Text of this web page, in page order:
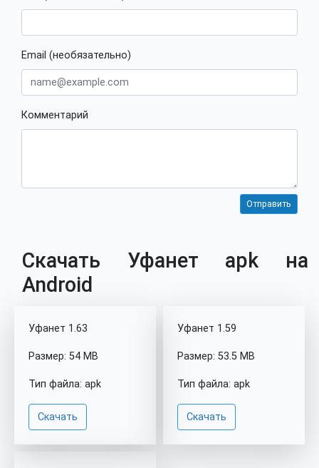
Email (необязательно)
Комментарий
Скачать Уфанет apk на
Android
Уфанет 1.63
Размер: 54 MB
Тип файла: apk
Скачать
Уфанет 1.59
Размер: 53.5 MB
Тип файла: apk
Скачать